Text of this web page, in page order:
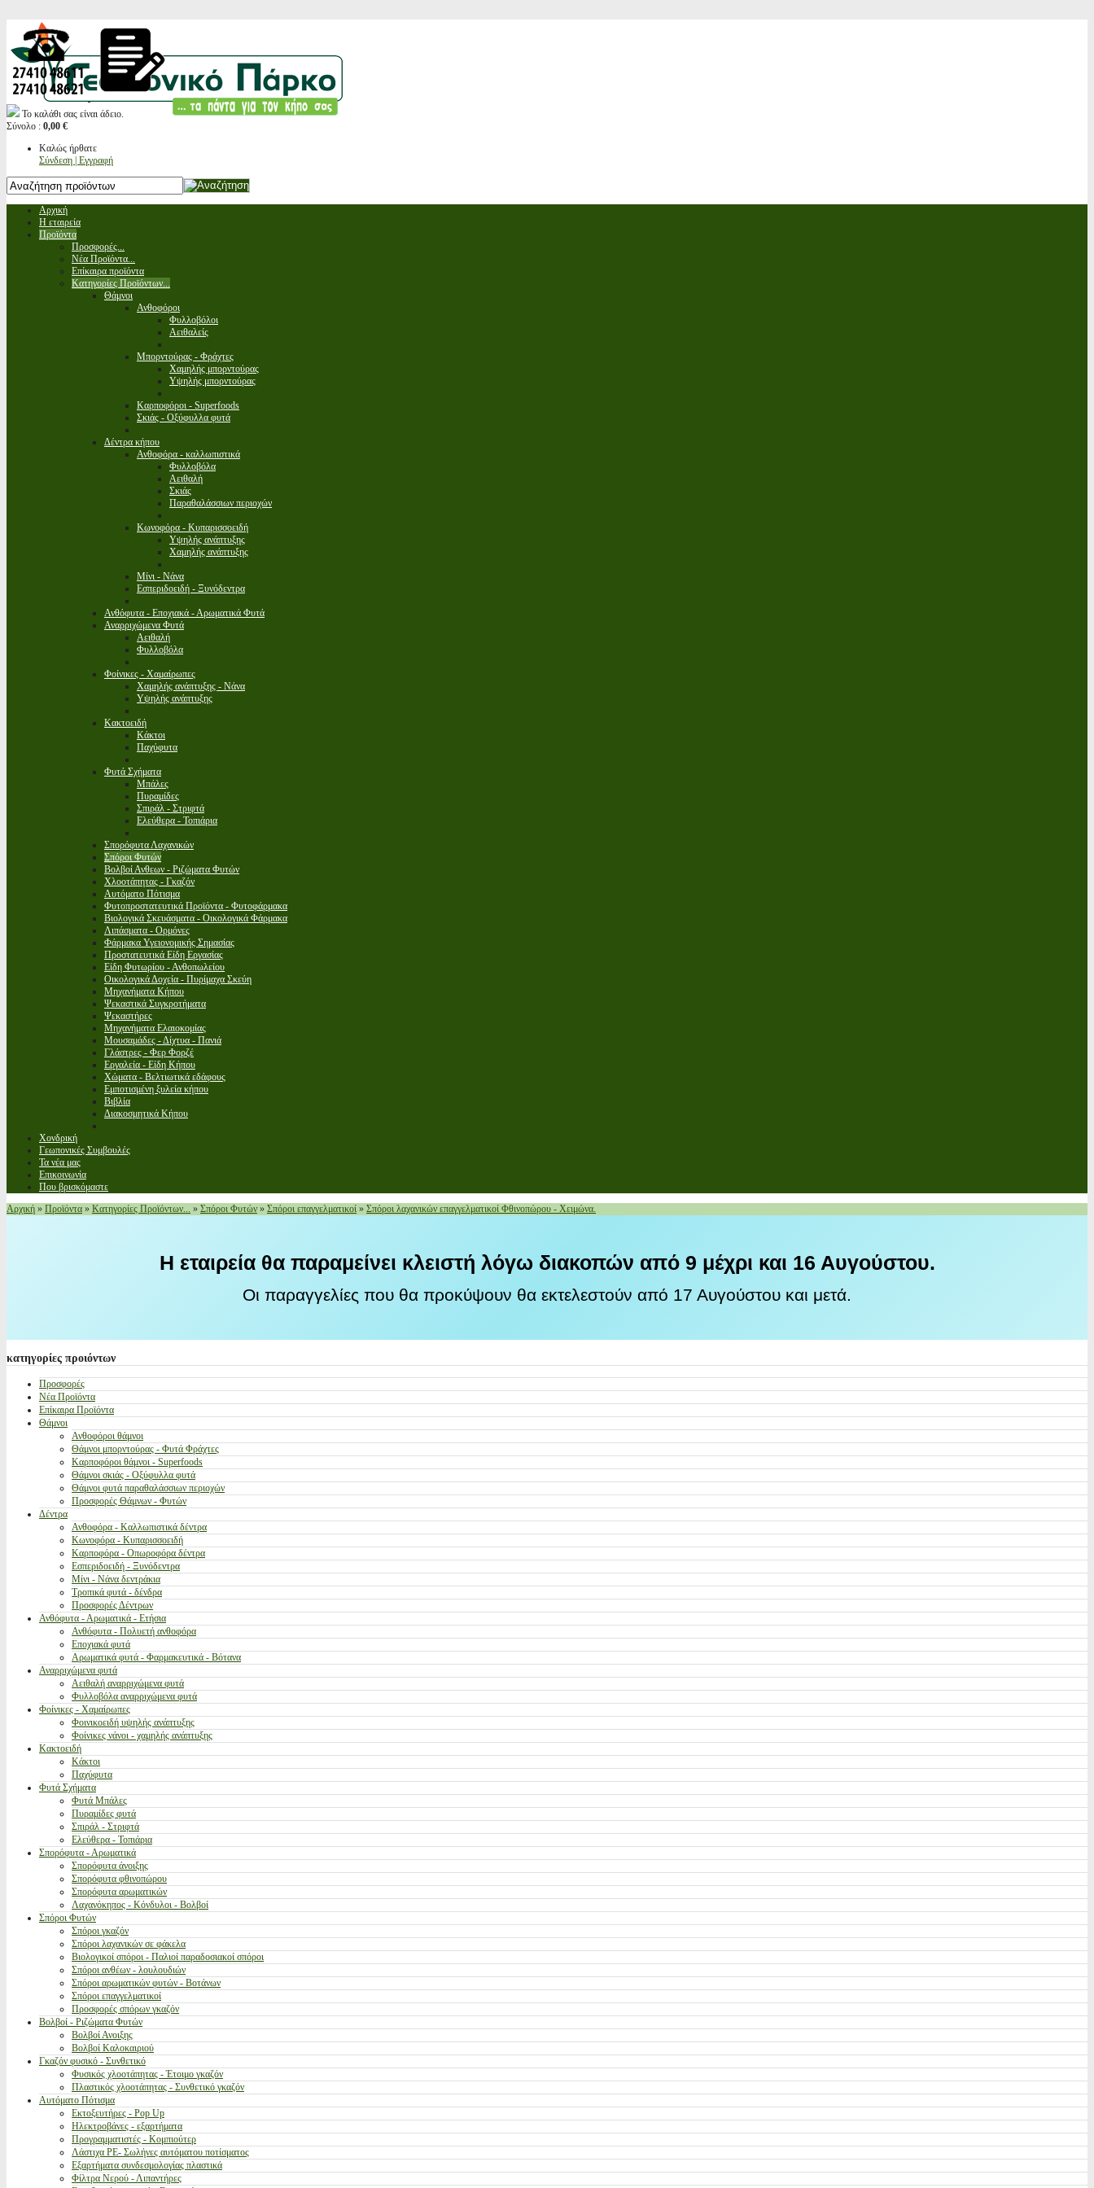
Το καλάθι σας είναι άδειο.
Σύνολο : 0,00 €
Καλώς ήρθατε
Σύνδεση | Εγγραφή
Αρχική
Η εταιρεία
Προϊόντα
Προσφορές...
Νέα Προϊόντα...
Επίκαιρα προϊόντα
Κατηγορίες Προϊόντων...
Θάμνοι
Ανθοφόροι
Φυλλοβόλοι
Αειθαλείς
Μπορντούρας - Φράχτες
Χαμηλής μπορντούρας
Υψηλής μπορντούρας
Καρποφόροι - Superfoods
Σκιάς - Οξύφυλλα φυτά
Δέντρα κήπου
Ανθοφόρα - καλλωπιστικά
Φυλλοβόλα
Αειθαλή
Σκιάς
Παραθαλάσσιων περιοχών
Κωνοφόρα - Κυπαρισσοειδή
Υψηλής ανάπτυξης
Χαμηλής ανάπτυξης
Μίνι - Νάνα
Εσπεριδοειδή - Ξυνόδεντρα
Ανθόφυτα - Εποχιακά - Αρωματικά Φυτά
Αναρριχώμενα Φυτά
Αειθαλή
Φυλλοβόλα
Φοίνικες - Χαμαίρωπες
Χαμηλής ανάπτυξης - Νάνα
Υψηλής ανάπτυξης
Κακτοειδή
Κάκτοι
Παχύφυτα
Φυτά Σχήματα
Μπάλες
Πυραμίδες
Σπιράλ - Στριφτά
Ελεύθερα - Τοπιάρια
Σπορόφυτα Λαχανικών
Σπόροι Φυτών
Βολβοί Ανθεων - Ριζώματα Φυτών
Χλοοτάπητας - Γκαζόν
Αυτόματο Πότισμα
Φυτοπροστατευτικά Προϊόντα - Φυτοφάρμακα
Βιολογικά Σκευάσματα - Οικολογικά Φάρμακα
Λιπάσματα - Ορμόνες
Φάρμακα Υγειονομικής Σημασίας
Προστατευτικά Είδη Εργασίας
Είδη Φυτωρίου - Ανθοπωλείου
Οικολογικά Δοχεία - Πυρίμαχα Σκεύη
Μηχανήματα Κήπου
Ψεκαστικά Συγκροτήματα
Ψεκαστήρες
Μηχανήματα Ελαιοκομίας
Μουσαμάδες - Δίχτυα - Πανιά
Γλάστρες - Φερ Φορζέ
Εργαλεία - Είδη Κήπου
Χώματα - Βελτιωτικά εδάφους
Εμποτισμένη ξυλεία κήπου
Βιβλία
Διακοσμητικά Κήπου
Χονδρική
Γεωπονικές Συμβουλές
Τα νέα μας
Επικοινωνία
Που βρισκόμαστε
Αρχική » Προϊόντα » Κατηγορίες Προϊόντων... » Σπόροι Φυτών » Σπόροι επαγγελματικοί » Σπόροι λαχανικών επαγγελματικοί Φθινοπώρου - Χειμώνα.
Η εταιρεία θα παραμείνει κλειστή λόγω διακοπών από 9 μέχρι και 16 Αυγούστου.
Οι παραγγελίες που θα προκύψουν θα εκτελεστούν από 17 Αυγούστου και μετά.
κατηγορίες προιόντων
Προσφορές
Νέα Προϊόντα
Επίκαιρα Προϊόντα
Θάμνοι
Ανθοφόροι θάμνοι
Θάμνοι μπορντούρας - Φυτά Φράχτες
Καρποφόροι θάμνοι - Superfoods
Θάμνοι σκιάς - Οξύφυλλα φυτά
Θάμνοι φυτά παραθαλάσσιων περιοχών
Προσφορές Θάμνων - Φυτών
Δέντρα
Ανθοφόρα - Καλλωπιστικά δέντρα
Κωνοφόρα - Κυπαρισσοειδή
Καρποφόρα - Οπωροφόρα δέντρα
Εσπεριδοειδή - Ξυνόδεντρα
Μίνι - Νάνα δεντράκια
Τροπικά φυτά - δένδρα
Προσφορές Δέντρων
Ανθόφυτα - Αρωματικά - Ετήσια
Ανθόφυτα - Πολυετή ανθοφόρα
Εποχιακά φυτά
Αρωματικά φυτά - Φαρμακευτικά - Βότανα
Αναρριχώμενα φυτά
Αειθαλή αναρριχώμενα φυτά
Φυλλοβόλα αναρριχώμενα φυτά
Φοίνικες - Χαμαίρωπες
Φοινικοειδή υψηλής ανάπτυξης
Φοίνικες νάνοι - χαμηλής ανάπτυξης
Κακτοειδή
Κάκτοι
Παχύφυτα
Φυτά Σχήματα
Φυτά Μπάλες
Πυραμίδες φυτά
Σπιράλ - Στριφτά
Ελεύθερα - Τοπιάρια
Σπορόφυτα - Αρωματικά
Σπορόφυτα άνοιξης
Σπορόφυτα φθινοπώρου
Σπορόφυτα αρωματικών
Λαχανόκηπος - Κόνδυλοι - Βολβοί
Σπόροι Φυτών
Σπόροι γκαζόν
Σπόροι λαχανικών σε φάκελα
Βιολογικοί σπόροι - Παλιοί παραδοσιακοί σπόροι
Σπόροι ανθέων - λουλουδιών
Σπόροι αρωματικών φυτών - Βοτάνων
Σπόροι επαγγελματικοί
Προσφορές σπόρων γκαζόν
Βολβοί - Ριζώματα Φυτών
Βολβοί Ανοιξης
Βολβοί Καλοκαιριού
Γκαζόν φυσικό - Συνθετικό
Φυσικός χλοοτάπητας - Έτοιμο γκαζόν
Πλαστικός χλοοτάπητας - Συνθετικό γκαζόν
Αυτόματο Πότισμα
Εκτοξευτήρες - Pop Up
Ηλεκτροβάνες - εξαρτήματα
Προγραμματιστές - Κομπιούτερ
Λάστιχα PE- Σωλήνες αυτόματου ποτίσματος
Εξαρτήματα συνδεσμολογίας πλαστικά
Φίλτρα Νερού - Λιπαντήρες